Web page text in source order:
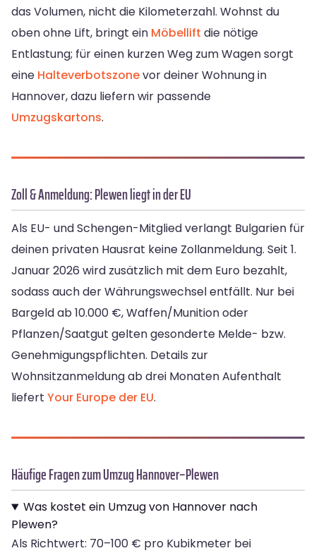
das Volumen, nicht die Kilometerzahl. Wohnst du
oben ohne Lift, bringt ein Möbellift die nötige
Entlastung; für einen kurzen Weg zum Wagen sorgt
eine Halteverbotszonevor deiner Wohnung in
Hannover, dazu liefern wir passende
Umzugskartons.
Zoll & Anmeldung: Plewen liegt in der EU
Als EU- und Schengen-Mitglied verlangt Bulgarien für
deinen privaten Hausrat keine Zollanmeldung. Seit 1.
Januar 2026 wird zusätzlich mit dem Euro bezahlt,
sodass auch der Währungswechsel entfällt. Nur bei
Bargeld ab 10.000 €, Waffen/Munition oder
Pflanzen/Saatgut gelten gesonderte Melde- bzw.
Genehmigungspflichten. Details zur
Wohnsitzanmeldung ab drei Monaten Aufenthalt
liefert Your Europe der EU.
Häufige Fragen zum Umzug Hannover–Plewen
Was kostet ein Umzug von Hannover nach
Plewen?
Als Richtwert: 70–100 € pro Kubikmeter bei